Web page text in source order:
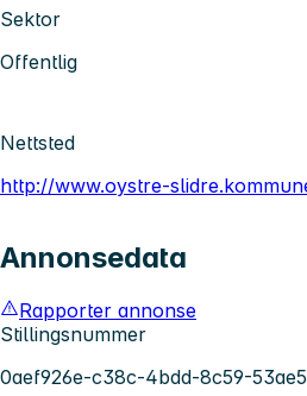
Sektor
Offentlig
Nettsted
http://www.oystre-
Annonsedata
Rapporter annonse
Stillingsnummer
0aef926e-c38c-4bdd-8c59-